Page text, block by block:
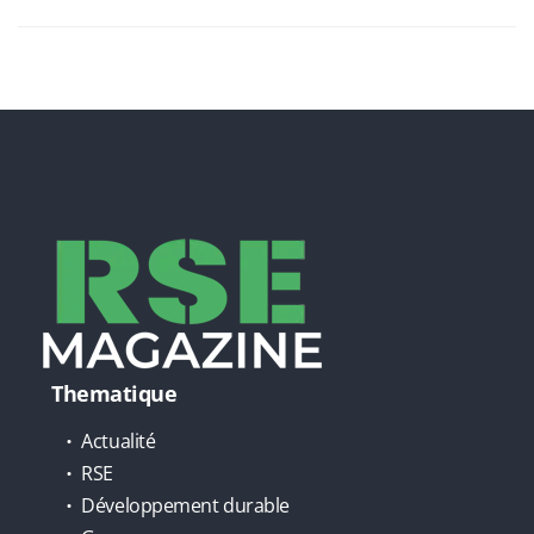
Thematique
Actualité
RSE
Développement durable